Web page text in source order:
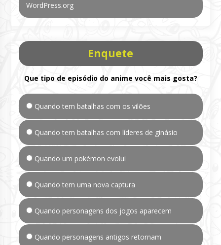
WordPress.org
Enquete
Que tipo de episódio do anime você mais gosta?
Quando tem batalhas com os vilões
Quando tem batalhas com líderes de ginásio
Quando um pokémon evolui
Quando tem uma nova captura
Quando personagens dos jogos aparecem
Quando personagens antigos retornam